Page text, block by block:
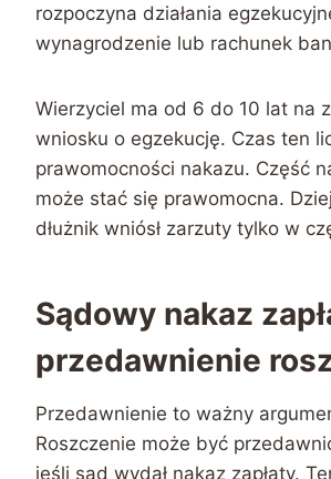
rozpoczyna działania
wynagrodzenie lub rachunek
Wierzyciel ma od 6 do 10 lat na
wniosku o egzekucję. Czas ten
prawomocności nakazu. Część
może stać się prawomocna.
dłużnik wniósł zarzuty tylko w
Sądowy nakaz
przedawnienie
Przedawnienie to ważny
Roszczenie może być
jeśli sąd wydał nakaz zapłaty.